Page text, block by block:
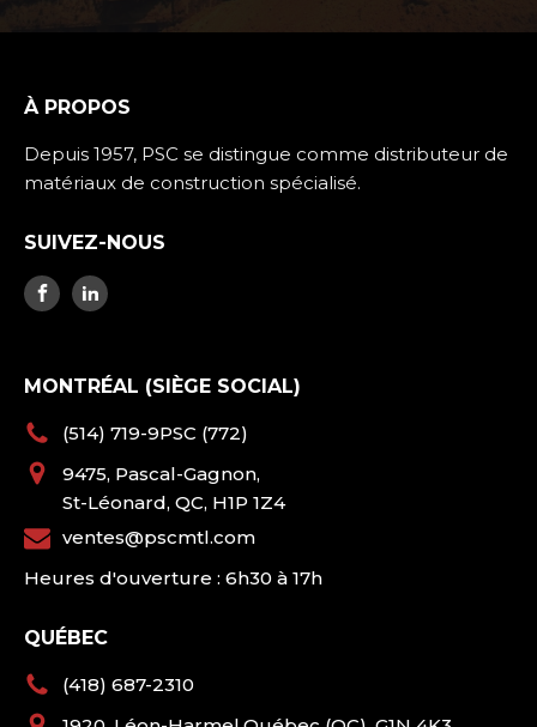
À PROPOS
Depuis 1957, PSC se distingue comme distributeur de
matériaux de construction spécialisé.
SUIVEZ-NOUS
MONTRÉAL (SIÈGE SOCIAL)
(514) 719-9PSC (772)
9475, Pascal-Gagnon,
St-Léonard, QC, H1P 1Z4
ventes@pscmtl.com
Heures d'ouverture : 6h30 à 17h
QUÉBEC
(418) 687-2310